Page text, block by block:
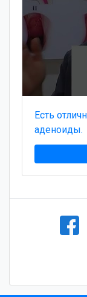
Есть
аденоиды.